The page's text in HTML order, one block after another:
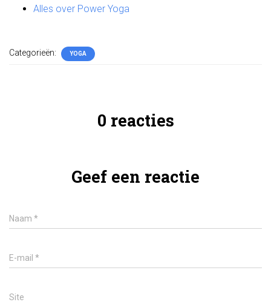
Alles over Power Yoga
Categorieën: YOGA
0 reacties
Geef een reactie
Naam *
E-mail *
Site